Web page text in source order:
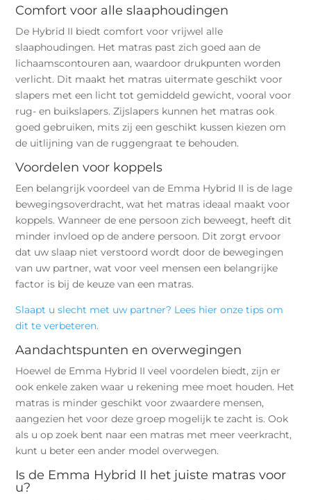
Comfort voor alle slaaphoudingen
De Hybrid II biedt comfort voor vrijwel alle
slaaphoudingen. Het matras past zich goed aan de
lichaamscontouren aan, waardoor drukpunten worden
verlicht. Dit maakt het matras uitermate geschikt voor
slapers met een licht tot gemiddeld gewicht, vooral voor
rug- en buikslapers. Zijslapers kunnen het matras ook
goed gebruiken, mits zij een geschikt kussen kiezen om
de uitlijning van de ruggengraat te behouden.
Voordelen voor koppels
Een belangrijk voordeel van de Emma Hybrid II is de lage
bewegingsoverdracht, wat het matras ideaal maakt voor
koppels. Wanneer de ene persoon zich beweegt, heeft dit
minder invloed op de andere persoon. Dit zorgt ervoor
dat uw slaap niet verstoord wordt door de bewegingen
van uw partner, wat voor veel mensen een belangrijke
factor is bij de keuze van een matras.
Slaapt u slecht met uw partner? Lees hier onze tips om
dit te verbeteren.
Aandachtspunten en overwegingen
Hoewel de Emma Hybrid II veel voordelen biedt, zijn er
ook enkele zaken waar u rekening mee moet houden. Het
matras is minder geschikt voor zwaardere mensen,
aangezien het voor deze groep mogelijk te zacht is. Ook
als u op zoek bent naar een matras met meer veerkracht,
kunt u beter een ander model overwegen.
Is de Emma Hybrid II het juiste matras voor
u?